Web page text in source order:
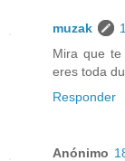
muzak
Mira que
eres toda
Responder
Anónimo